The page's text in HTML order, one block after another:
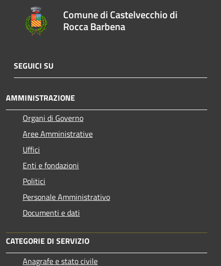
Comune di Castelvecchio di
Rocca Barbena
SEGUICI SU
AMMINISTRAZIONE
Organi di Governo
Aree Amministrative
Uffici
Enti e fondazioni
Politici
Personale Amministrativo
Documenti e dati
CATEGORIE DI SERVIZIO
Anagrafe e stato civile